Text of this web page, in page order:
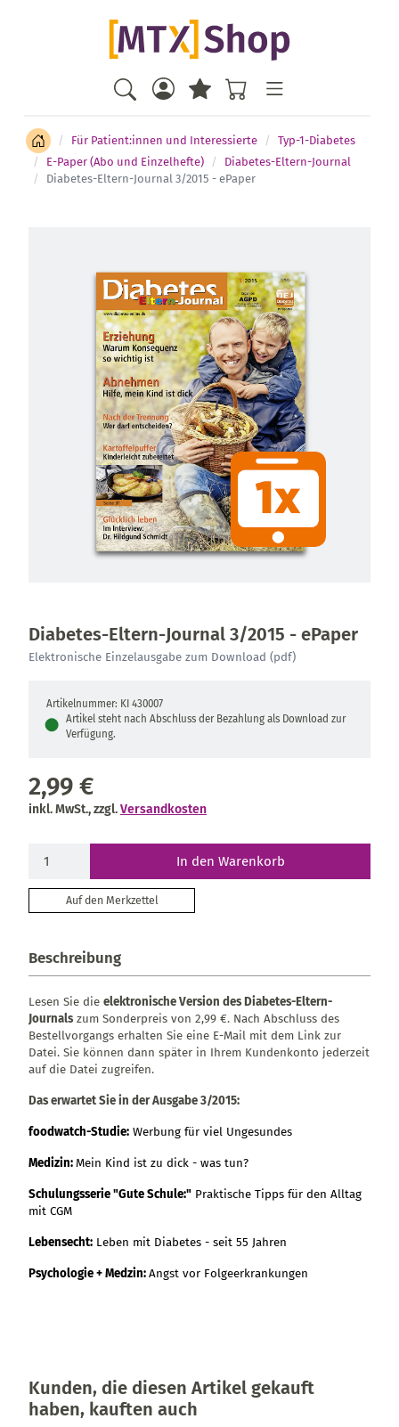
Für Patient:innen und Interessierte
Typ-1-Diabetes
E-Paper (Abo und Einzelhefte)
Diabetes-Eltern-Journal
Diabetes-Eltern-Journal 3/2015 - ePaper
Diabetes-Eltern-Journal 3/2015 - ePaper
Elektronische Einzelausgabe zum Download (pdf)
Artikelnummer: KI 430007
● Artikel steht nach Abschluss der Bezahlung als Download zur
Verfügung.
2,99 €
inkl. MwSt., zzgl.Versandkosten
In den Warenkorb
Auf den Merkzettel
Beschreibung
Lesen Sie die elektronische Version des Diabetes-Eltern-
Journals zum Sonderpreis von 2,99 €. Nach Abschluss des
Bestellvorgangs erhalten Sie eine E-Mail mit dem Link zur
Datei. Sie können dann später in Ihrem Kundenkonto jederzeit
auf die Datei zugreifen.
Das erwartet Sie in der Ausgabe 3/2015:
foodwatch-Studie: Werbung für viel Ungesundes
Medizin:Mein Kind ist zu dick - was tun?
Schulungsserie "Gute Schule:" Praktische Tipps für den Alltag
mit CGM
Lebensecht: Leben mit Diabetes - seit 55 Jahren
Psychologie + Medzin:Angst vor Folgeerkrankungen
Kunden, die diesen Artikel gekauft
haben, kauften auch